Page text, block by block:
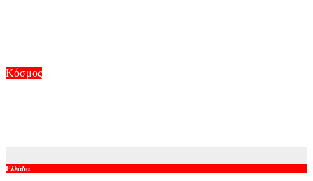
Κόσμος
Ελλάδα